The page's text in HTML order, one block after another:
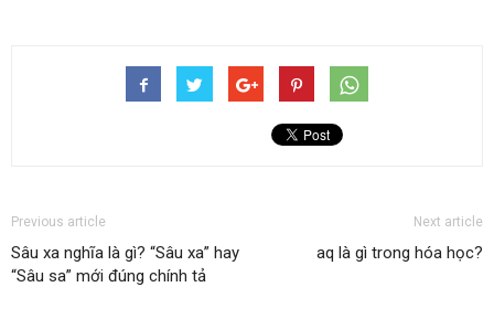
Previous article
Sâu xa nghĩa là gì? “Sâu xa” hay
“Sâu sa” mới đúng chính tả
Next article
aq là gì trong hóa học?